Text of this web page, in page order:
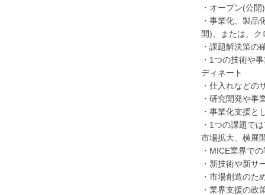
・オープン(公
・事業化、製品
開)、または、
・課題解決策の
・1つの技術や
ディネート
・仕入れなどの
・研究開発や事
・事業化支援と
・1つの課題で
市場拡大、横展
・MICE業界で
・新技術や新サ
・市場創造のた
・業界支援の政